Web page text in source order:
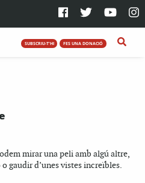
SUBSCRIU-T'HI FES UNA DONACIÓ
mirar una peli amb algú altre,
gaudir d’unes vistes increïbles.